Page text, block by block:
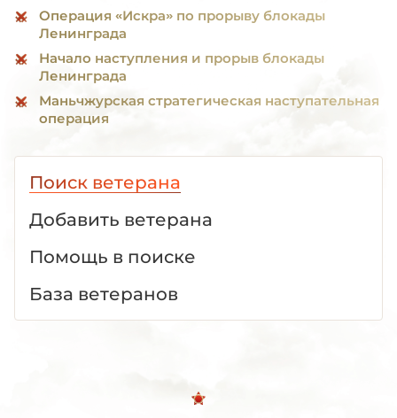
Операция «Искра» по прорыву блокады
Ленинграда
Начало наступления и прорыв блокады
Ленинграда
Маньчжурская стратегическая наступательная
операция
Поиск ветерана
Добавить ветерана
Помощь в поиске
База ветеранов